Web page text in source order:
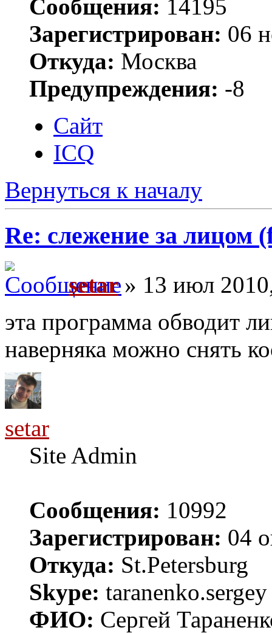
Сообщения: 14195
Зарегистрирован: 06
Откуда: Москва
Предупреждения: -8
Сайт
ICQ
Вернуться к началу
Re: слежение за лицом
setar» 13 июл
эта программа обводит
наверняка можно снять
setar
Site Admin
Сообщения: 10992
Зарегистрирован: 04
Откуда: St.Petersburg
Skype: taranenko.sergey
ФИО: Сергей